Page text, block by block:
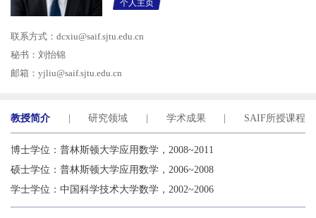
个人主页
联系方式： dcxiu@saif.sjtu.edu.cn
秘书：刘怡锦
邮箱： yjliu@saif.sjtu.edu.cn
教授简介 研究领域 学术成果 SAIF所授课程
博士学位：普林斯顿大学应用数学，2008~2011
硕士学位：普林斯顿大学应用数学，2006~2008
学士学位：中国科学技术大学数学，2002~2006